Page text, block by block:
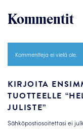
Kommentit
Kommentteja ei vielä ole.
KIRJOITA
TUOTTEELLE
JULISTE”
Sähköpostiosoitettasi ei